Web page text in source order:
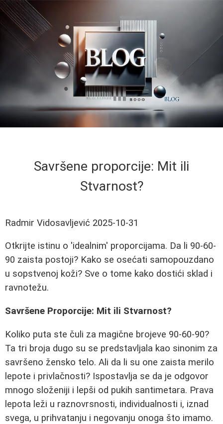
Savršene proporcije: Mit ili
Stvarnost?
Radmir Vidosavljević 2025-10-31
Otkrijte istinu o 'idealnim' proporcijama. Da li 90-60-
90 zaista postoji? Kako se osećati samopouzdano
u sopstvenoj koži? Sve o tome kako dostići sklad i
ravnotežu.
Savršene Proporcije: Mit ili Stvarnost?
Koliko puta ste čuli za magične brojeve 90-60-90?
Ta tri broja dugo su se predstavljala kao sinonim za
savršeno žensko telo. Ali da li su one zaista merilo
lepote i privlačnosti? Ispostavlja se da je odgovor
mnogo složeniji i lepši od pukih santimetara. Prava
lepota leži u raznovrsnosti, individualnosti i, iznad
svega, u prihvatanju i negovanju onoga što imamo.